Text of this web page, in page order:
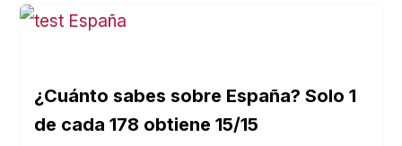
¿Cuánto sabes sobre España? Solo 1
de cada 178 obtiene 15/15